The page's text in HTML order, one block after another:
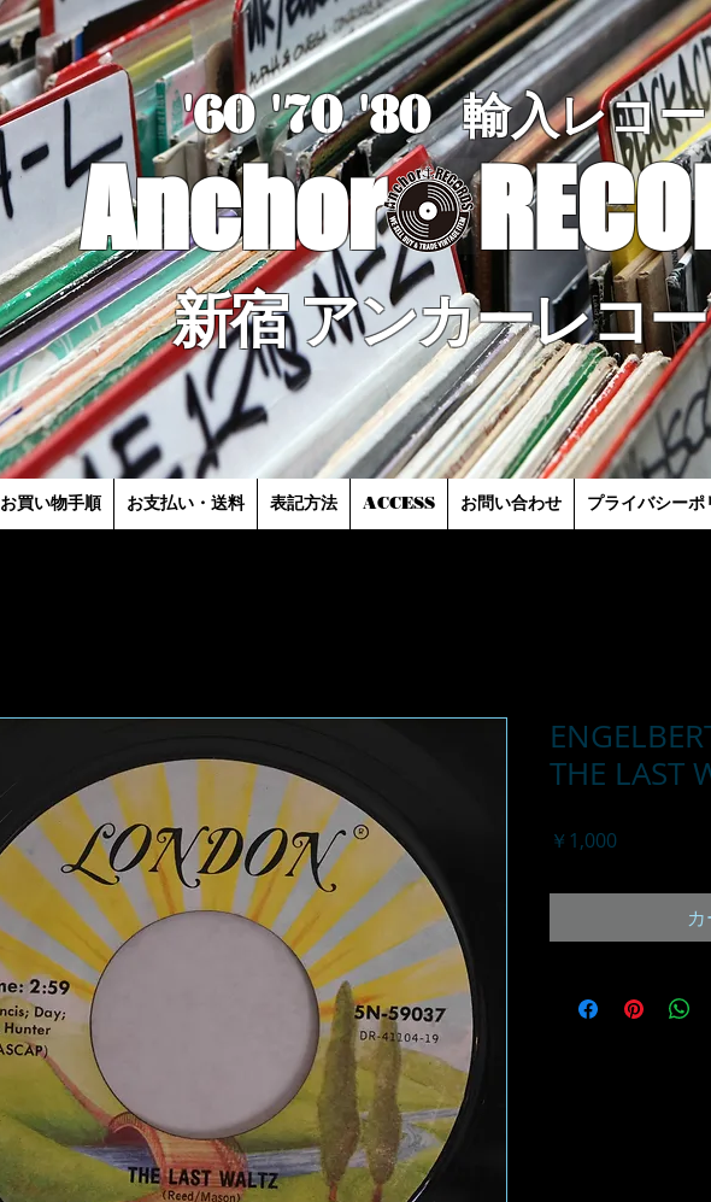
お買い物手順 お支払い・送料 表記方法 ACCESS お問い合わせ プライバシーポ
THE LAST
￥1,000価
'60 '70'80 輸入レコ
Anchor
新宿 アンカーレコ